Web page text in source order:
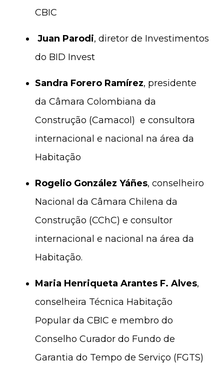
CBIC
Juan Parodi, diretor de Investimentos
do BID Invest
Sandra Forero Ramírez, presidente
da Câmara Colombiana da
Construção (Camacol) e consultora
internacional e nacional na área da
Habitação
Rogelio González Yáñes, conselheiro
Nacional da Câmara Chilena da
Construção (CChC) e consultor
internacional e nacional na área da
Habitação.
Maria Henriqueta Arantes F. Alves,
conselheira Técnica Habitação
Popular da CBIC e membro do
Conselho Curador do Fundo de
Garantia do Tempo de Serviço (FGTS)